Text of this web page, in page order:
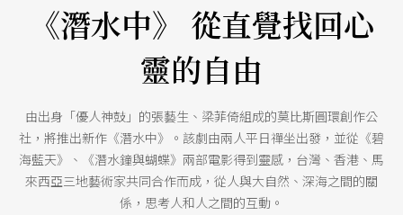
《潛水中》 從直覺找回心
靈的自由
由出身「優人神鼓」的張藝生、梁菲倚組成的莫比斯圓環創作公
社，將推出新作《潛水中》。該劇由兩人平日禪坐出發，並從《碧
海藍天》、《潛水鐘與蝴蝶》兩部電影得到靈感，台灣、香港、馬
來西亞三地藝術家共同合作而成，從人與大自然、深海之間的關
係，思考人和人之間的互動。